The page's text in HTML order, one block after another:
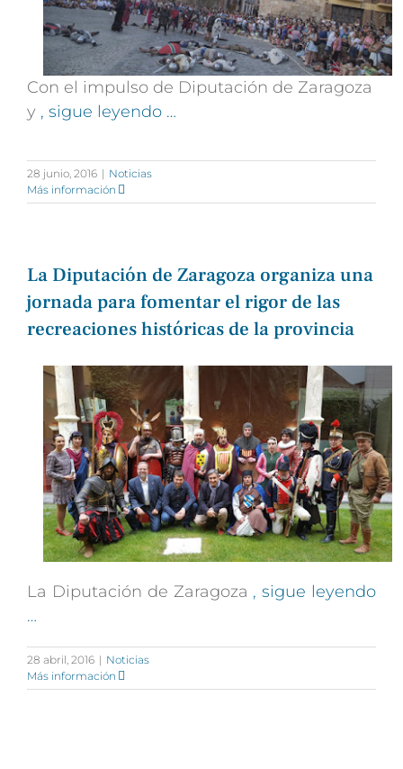
Con el impulso de Diputación de Zaragoza
y , sigue leyendo …
28 junio, 2016 | Noticias
Más información
La Diputación de Zaragoza organiza una
jornada para fomentar el rigor de las
recreaciones históricas de la provincia
La Diputación de Zaragoza , sigue leyendo
…
28 abril, 2016 | Noticias
Más información